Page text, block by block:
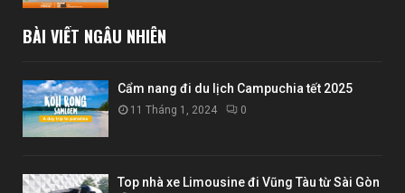
BÀI VIẾT NGẪU NHIÊN
Cẩm nang đi du lịch Campuchia tết 2025
11 Tháng 1, 2024 0
Top nhà xe Limousine đi Vũng Tàu từ Sài Gòn